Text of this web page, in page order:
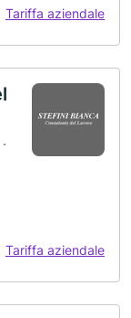
Tariffa aziendale
Tariffa aziendale